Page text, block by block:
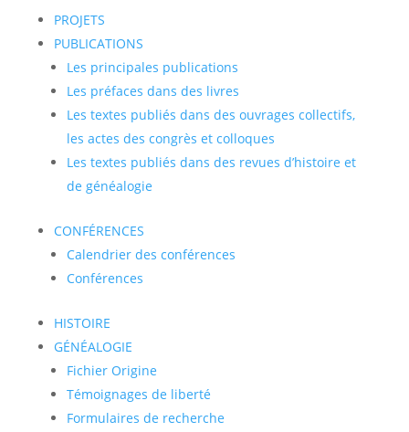
PROJETS
PUBLICATIONS
Les principales publications
Les préfaces dans des livres
Les textes publiés dans des ouvrages collectifs,
les actes des congrès et colloques
Les textes publiés dans des revues d’histoire et
de généalogie
CONFÉRENCES
Calendrier des conférences
Conférences
HISTOIRE
GÉNÉALOGIE
Fichier Origine
Témoignages de liberté
Formulaires de recherche